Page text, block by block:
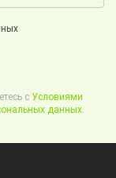
с Условиями
данных.